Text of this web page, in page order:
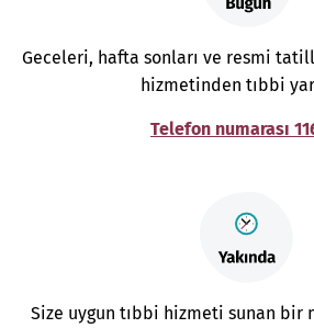
Geceleri, hafta sonları ve resmi
hizmetinden tıbbi
Telefon numarası
Size uygun tıbbi hizmeti sunan bir